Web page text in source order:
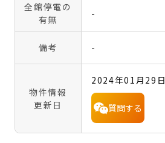
全館停電の
有無
-
備考 -
物件情報
更新日
2024年01月29日
質問する